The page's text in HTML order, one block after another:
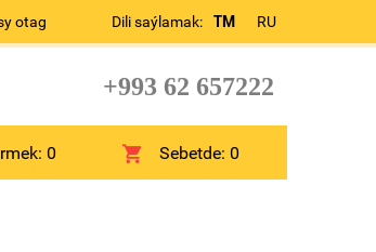
Dili saýlamak: TM RU
otag
+993 62 657222
0 Sebetde:0